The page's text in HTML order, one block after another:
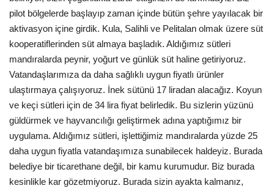
pilot bölgelerde başlayıp zaman içinde bütün şehre yayılacak bir
aktivasyon içine girdik. Kula, Salihli ve Pelitalan olmak üzere süt
kooperatiflerinden süt almaya başladık. Aldığımız sütleri
mandıralarda peynir, yoğurt ve günlük süt haline getiriyoruz.
Vatandaşlarımıza da daha sağlıklı uygun fiyatlı ürünler
ulaştırmaya çalışıyoruz. İnek sütünü 17 liradan alacağız. Koyun
ve keçi sütleri için de 34 lira fiyat belirledik. Bu sizlerin yüzünü
güldürmek ve hayvancılığı geliştirmek adına yaptığımız bir
uygulama. Aldığımız sütleri, işlettiğimiz mandıralarda yüzde 25
daha uygun fiyatla vatandaşımıza sunabilecek haldeyiz. Burada
belediye bir ticarethane değil, bir kamu kurumudur. Biz burada
kesinlikle kar gözetmiyoruz. Burada sizin ayakta kalmanız,